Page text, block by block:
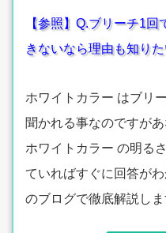
【参照】Q.ブリーチ1
きないなら理由も知りた
ホワイトカラー はブリ
聞かれる事なのですが
ホワイトカラー の明る
ていればすぐに回答が
のブログで徹底解説し